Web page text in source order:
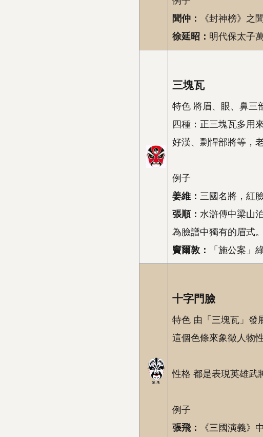
聞仲：
《封神榜》之
徐延昭： 明代保太子
三塊瓦
特色 將眉、眼、鼻三
四種：正三塊瓦多用
好漢、剽悍部將等，
例子
姜維： 三國名將，紅
張順： 水滸傳中梁山
為臉譜中獨有的眉式。
竇爾敦：
「施公案」
十字門臉
特色 由「三塊瓦」發
這個色條來象徵人物
性格 都是表現英雄武
例子
張飛：
《三國演義》